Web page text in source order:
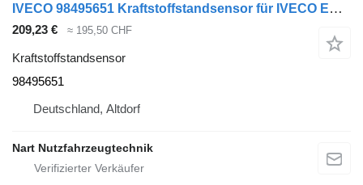
IVECO 98495651 Kraftstoffstandsensor für IVECO EUROCARGO LKW
209,23 € ≈ 195,50 CHF
Kraftstoffstandsensor
98495651
Deutschland, Altdorf
Nart Nutzfahrzeugtechnik